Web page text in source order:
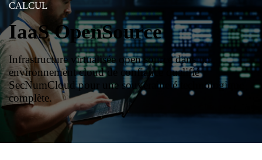
CALCUL
IaaS OpenSource
Infrastructure virtualisée open source dans un
environnement cloud de confiance qualifié
SecNumCloud pour une souveraineté technologique
complète.